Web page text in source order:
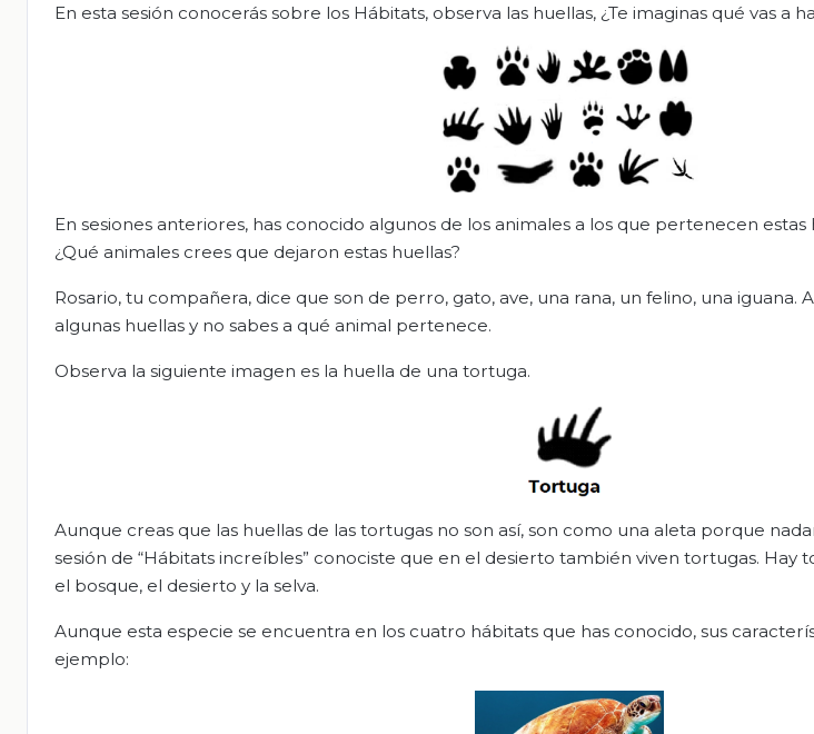
En esta sesión conocerás sobre los Hábitats, observa las huellas, ¿Te imaginas qué vas a
En sesiones anteriores, has conocido algunos de los animales a los que pertenecen estas
¿Qué animales crees que dejaron estas huellas?
Rosario, tu compañera, dice que son de perro, gato, ave, una rana, un felino, una iguana.
algunas huellas y no sabes a qué animal pertenece.
Observa la siguiente imagen es la huella de una tortuga.
Aunque creas que las huellas de las tortugas no son así, son como una aleta porque
sesión de “Hábitats increíbles” conociste que en el desierto también viven tortugas. Hay
el bosque, el desierto y la selva.
Aunque esta especie se encuentra en los cuatro hábitats que has conocido, sus
ejemplo: